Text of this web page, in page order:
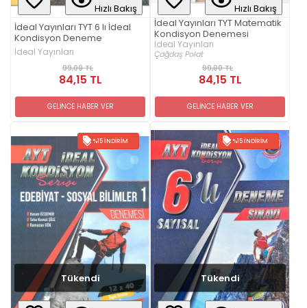
Hızlı Bakış
İdeal Yayınları TYT 6 lı İdeal
Kondisyon Deneme
İdeal Yayınları
99,00 TL
84,15 TL
GELİNCE HABER VER
Hızlı Bakış
İdeal Yayınları TYT Matematik
Kondisyon Denemesi
İdeal Yayınları
Çağdaş Polat
99,00 TL
84,15 TL
GELİNCE HABER VER
%15 İNDIRIM
Tükendi
%15 İNDIRIM
Tükendi